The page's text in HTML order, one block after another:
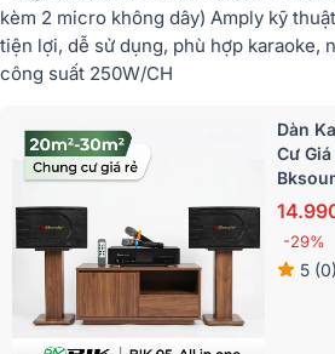
kèm 2 micro không dây) Amply kỹ
tiện lợi, dễ sử dụng, phù hợp karaoke,
công suất 250W/CH
Dàn
Cư
-29%
5 (0)